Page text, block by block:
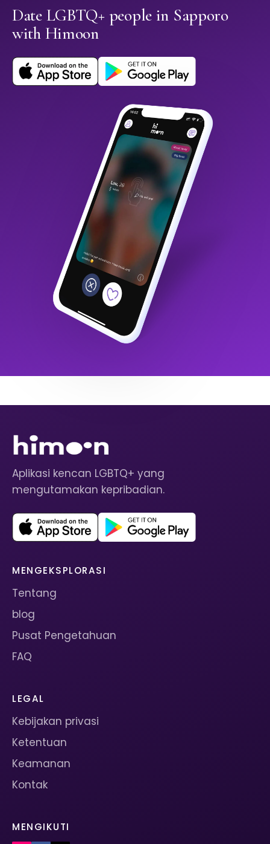
Date LGBTQ+ people in Sapporo
with Himoon
Aplikasi kencan LGBTQ+ yang
mengutamakan kepribadian.
MENGEKSPLORASI
Tentang
blog
Pusat Pengetahuan
FAQ
LEGAL
Kebijakan privasi
Ketentuan
Keamanan
Kontak
MENGIKUTI